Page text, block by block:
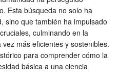
Esta búsqueda no solo ha
sino que también ha impulsado
culminando en la
más eficientes y sostenibles.
para comprender cómo la
básica a una ciencia